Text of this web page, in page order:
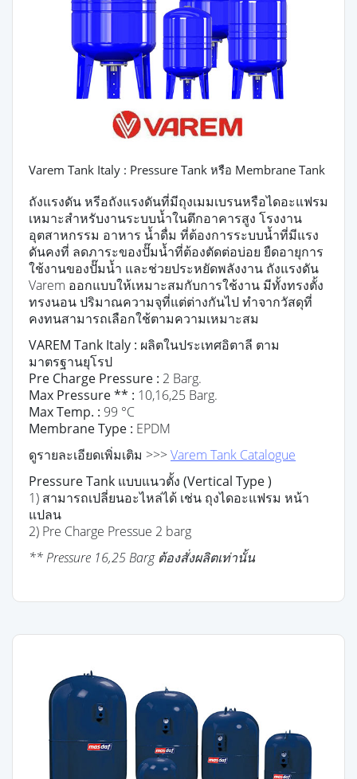
Varem Tank Italy : Pressure Tank หรือ Membrane Tank
ถังแรงดัน หรีอถังแรงดันที่มีถุงเมมเบรนหรือไดอะแฟรม
เหมาะสำหรับงานระบบน้ำในตึกอาคารสูง โรงงาน
อุตสาหกรรม อาหาร น้ำดื่ม ที่ต้องการระบบน้ำที่มีแรง
ดันคงที่ ลดภาระของปั๊มน้ำที่ต้องตัดต่อบ่อย ยืดอายุการ
ใช้งานของปั๊มน้ำ และช่วยประหยัดพลังงาน ถังแรงดัน
Varem ออกแบบให้เหมาะสมกับการใช้งาน มีทั้งทรงตั้ง
ทรงนอน ปริมาณความจุที่แต่ต่างกันไป ทำจากวัสดุที่
คงทนสามารถเลือกใช้ตามความเหมาะสม
VAREM Tank Italy : ผลิตในประเทศอิตาลี ตาม
มาตรฐานยุโรป
Pre Charge Pressure : 2 Barg.
Max Pressure ** : 10,16,25 Barg.
Max Temp. : 99 °C
Membrane Type : EPDM
ดูรายละเอียดเพิ่มเติม >>>Varem Tank Catalogue
Pressure Tank แบบแนวตั้ง (Vertical Type )
1) สามารถเปลี่ยนอะไหล่ได้ เช่น ถุงไดอะแฟรม หน้า
แปลน
2) Pre Charge Pressue 2 barg
** Pressure 16,25 Barg ต้องสั่งผลิตเท่านั้น